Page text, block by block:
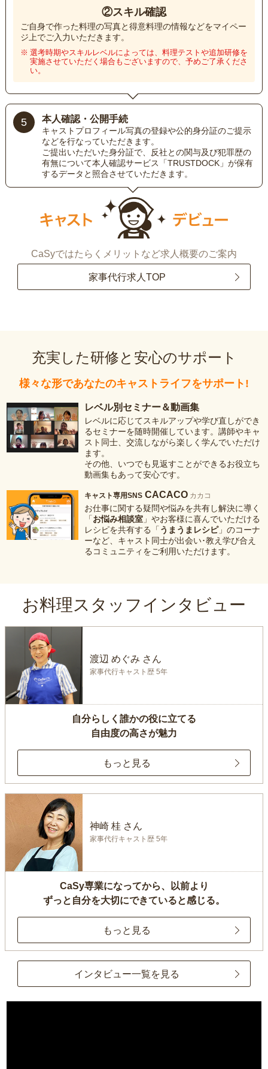
②スキル確認
ご自身で作った料理の写真と得意料理の情報などをマイペー
ジ上でご入力いただきます。
選考時期やスキルレベルによっては、料理テストや追加研修を
実施させていただく場合もございますので、予めご了承くださ
い。
5 本人確認・公開手続
キャストプロフィール写真の登録や公的身分証のご提示
などを行なっていただきます。
ご提出いただいた身分証で、反社との関与及び犯罪歴の
有無について本人確認サービス「TRUSTDOCK」が保有
するデータと照合させていただきます。
CaSyではたらくメリットなど求人概要のご案内
家事代行求人TOP
充実した研修と安心のサポート
様々な形であなたのキャストライフをサポート!
レベル別セミナー＆動画集
レベルに応じてスキルアップや学び直しができ
るセミナーを随時開催しています。講師やキャ
スト同士、交流しながら楽しく学んでいただけ
ます。
その他、いつでも見返すことができるお役立ち
動画集もあって安心です。
キャスト専用SNS CACACO カカコ
お仕事に関する疑問や悩みを共有し解決に導く
「お悩み相談室 」やお客様に喜んでいただける
レシピを共有する「 うまうまレシピ」のコーナ
ーなど、キャスト同士が出会い･教え学び合え
るコミュニティをご利用いただけます。
お料理スタッフインタビュー
渡辺 めぐみ さん
家事代行キャスト歴 5年
自分らしく誰かの役に立てる
自由度の高さが魅力
もっと見る
神崎 桂 さん
家事代行キャスト歴 5年
CaSy専業になってから、以前より
ずっと自分を大切にできていると感じる。
もっと見る
インタビュー一覧を見る